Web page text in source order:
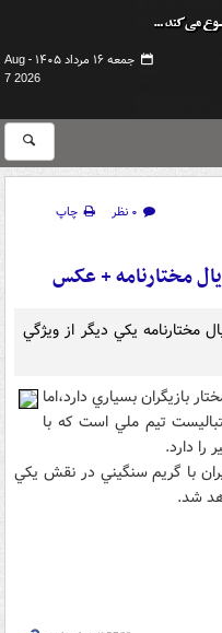
جمعه ۱۶ مرداد ۱۴۰۵ -
Aug
7 2026
۰ نظر
چاپ
مختارنامه + عکس
مختارنامه يکي ديگر از ويژگي
بازيگران بسياري دارد،اما
تيم ملي است که با
دارد.
با گريم سنگيني در نقش يکي
شد.